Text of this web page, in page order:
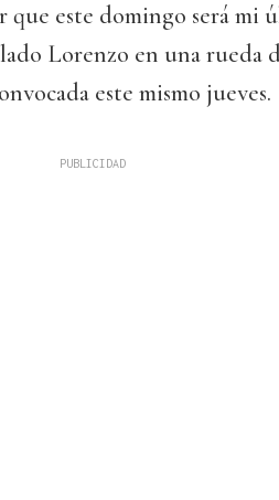
que este domingo será mi
Lorenzo en una rueda
este mismo jueves.